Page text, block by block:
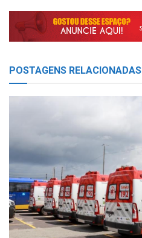
POSTAGENS RELACIONADAS